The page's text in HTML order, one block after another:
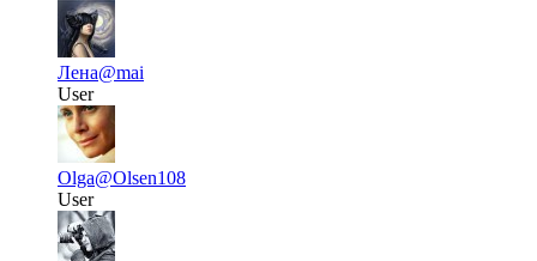
Лена@mai
User
Olga@Olsen108
User